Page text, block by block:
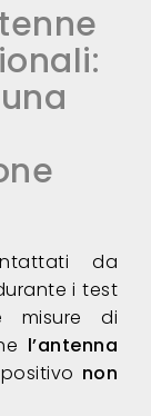
da
i test
misure di
l’antenna
non